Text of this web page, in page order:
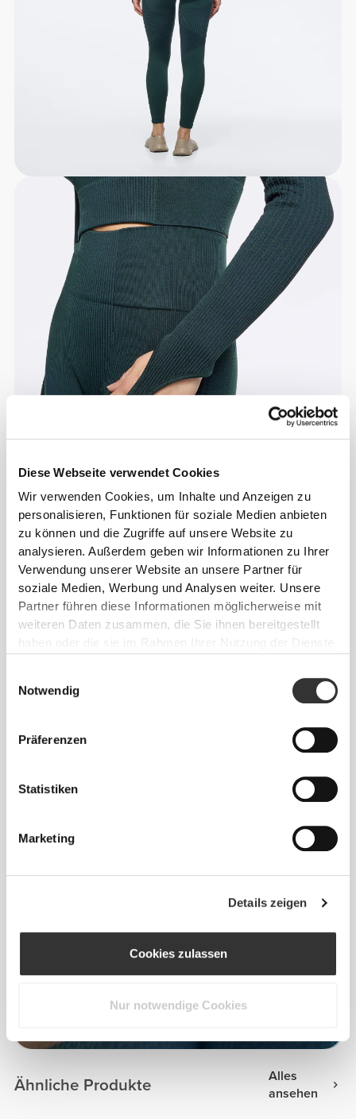
Diese Webseite verwendet Cookies
Wir verwenden Cookies, um Inhalte und Anzeigen zu
personalisieren, Funktionen für soziale Medien anbieten
zu können und die Zugriffe auf unsere Website zu
analysieren. Außerdem geben wir Informationen zu Ihrer
Verwendung unserer Website an unsere Partner für
soziale Medien, Werbung und Analysen weiter. Unsere
Partner führen diese Informationen möglicherweise mit
weiteren Daten zusammen, die Sie ihnen bereitgestellt
haben oder die sie im Rahmen Ihrer Nutzung der Dienste
Notwendig
Präferenzen
Statistiken
Marketing
Details zeigen
Cookies zulassen
Nur notwendige Cookies
Info und Pflegehinweise
Gesamtbewertungen
4.9(21 Bewertungen)
Aus unserer Community
Alles
ansehen
4
Ähnliche Produkte
Alles
ansehen